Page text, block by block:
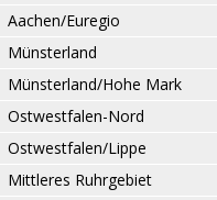
Aachen/Euregio
Münsterland
Münsterland/Hohe Mark
Ostwestfalen-Nord
Ostwestfalen/Lippe
Mittleres Ruhrgebiet